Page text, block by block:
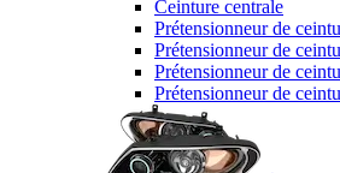
Ceinture centrale
Prétensionneur de
Prétensionneur de
Prétensionneur de
Prétensionneur de